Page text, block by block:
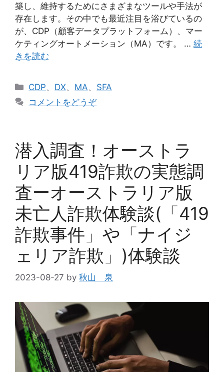
築し、維持するためにさまざまなツールや手法が
存在します。その中でも最近注目を浴びているの
が、CDP（顧客データプラットフォーム）、マー
ケティングオートメーション（MA）です。 … 続
きを読む
カ
CDP、 DX、 MA、 SFA
コメントをどうぞ
潜入調査！オーストラ
リア版419詐欺の実態調
査ーオーストラリア版
未亡人詐欺体験談(「419
詐欺事件」や「ナイジ
ェリア詐欺」)体験談
2023-08-27 by 秋山 泉